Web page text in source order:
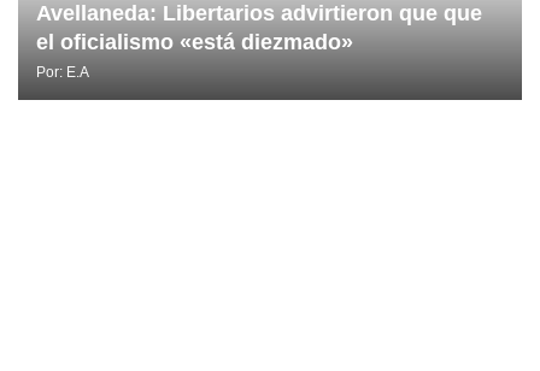
Avellaneda: Libertarios advirtieron que que
el oficialismo «está diezmado»
Por: E.A